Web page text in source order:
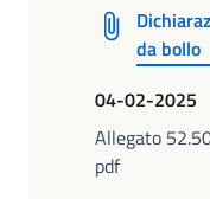
da bollo
04-02-2025
Allegato
pdf